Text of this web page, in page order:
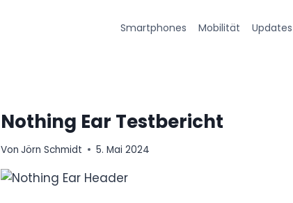
Smartphones Mobilität Updates
Nothing Ear Testbericht
Von Jörn Schmidt 5. Mai 2024